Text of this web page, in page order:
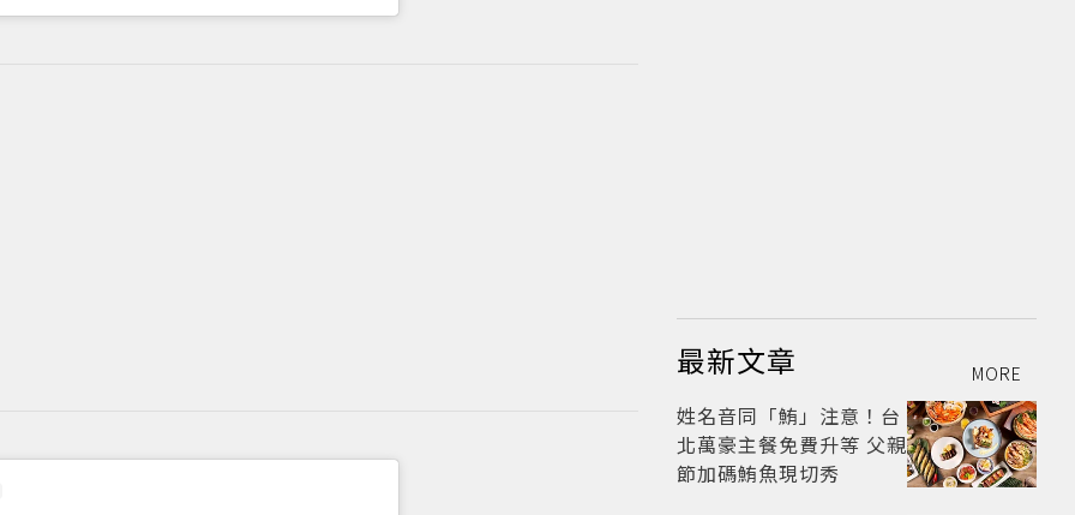
最新文章 MORE
姓名音同「鮪」注意！台
北萬豪主餐免費升等 父親
節加碼鮪魚現切秀